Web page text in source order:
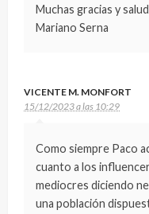
Muchas gracias y
Mariano Serna
VICENTE M. MONFORT
15/12/2023 a las 10:29
Como siempre Paco
cuanto a los
mediocres diciendo
una población